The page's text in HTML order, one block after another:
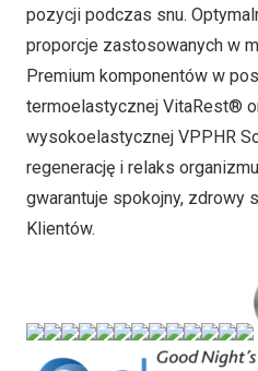
pozycji podczas snu.
proporcje zastosowanych w
Premium komponentów w
termoelastycznej VitaRest®
wysokoelastycznej VPPHR
regenerację i relaks
gwarantuje spokojny, zdrowy
Klientów.